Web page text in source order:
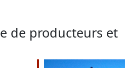
de producteurs et